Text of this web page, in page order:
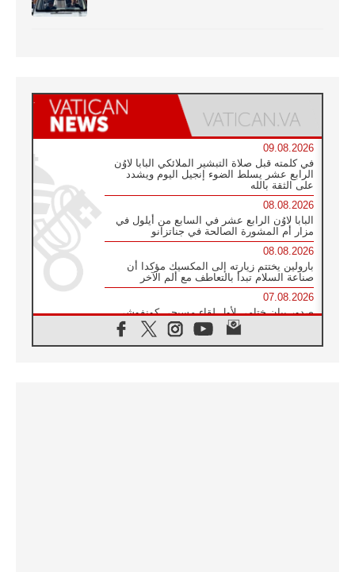
09.08.2026
في كلمته قبل صلاة التبشير الملائكي البابا لاوُن
الرابع عشر يسلط الضوء إنجيل اليوم ويشدد
على الثقة بالله
08.08.2026
البابا لاوُن الرابع عشر في السابع من أيلول في
مزار أم المشورة الصالحة في جناتزانو
08.08.2026
بارولين يختتم زيارته إلى المكسيك مؤكدا أن
صناعة السلام تبدأ بالتعاطف مع ألم الآخر
07.08.2026
صدور بيان ختامي لأول لقاء مسيحي كونفوشي
بمشاركة الدائرة الفاتيكانية للحوار بين الأديان
07.08.2026